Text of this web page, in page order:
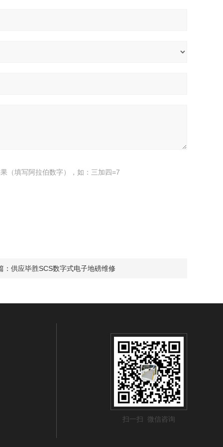
（填写阿拉伯数字），如：三加四=7
： 供应毕胜SCS数字式电子地磅维修
扫一扫 微信咨询